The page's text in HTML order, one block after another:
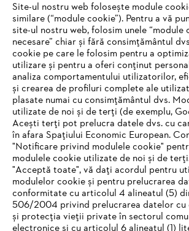
FII LA CURENT CU
STIHL
Adresă de e-mail
Abonează-te
#STIHL
Site-ul nostru web folosește module
similare (“module cookie”). Pentru a vă
site-ul nostru web, folosim unele
necesare” chiar și fără consimțământul
cookie pe care le folosim pentru a
utilizare și pentru a oferi conținut
analiza comportamentului utilizatorilor,
și crearea de profiluri complete ale
plasate numai cu consimțământul dvs.
utilizate de noi și de terți (de exemplu,
Acești terți pot prelucra datele dvs. cu
în afara Spațiului Economic European.
"Notificare privind modulele cookie"
modulele cookie utilizate de noi și de
"Acceptă toate", vă dați acordul pentru
modulelor cookie și pentru prelucrarea
conformitate cu articolul 4 alineatul (5)
506/2004 privind prelucrarea datelor cu
și protecția vieții private în sectorul